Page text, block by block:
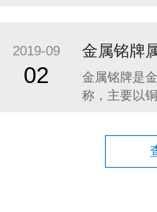
化学溶液，
化学蚀刻机
用而移除的
2019-09
02
金属铭牌
金属铭牌是
称，主要以
制作而成。
及适用范围
样化，容易